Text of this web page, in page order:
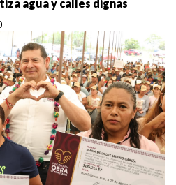
agua y calles dignas